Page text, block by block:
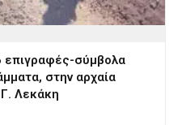
επιγραφές-σύμβολα
στην αρχαία
Λεκάκη